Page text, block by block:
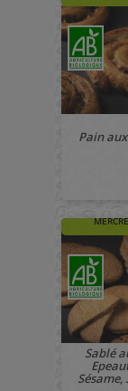
Pain
Sablé
Sésame,
🚚 À